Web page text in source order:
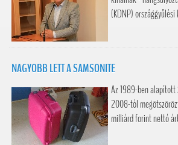
(KDNP)
NAGYOBB LETT A SAMSONITE
Az 1989-ben
2008-tól
milliárd forint nettó